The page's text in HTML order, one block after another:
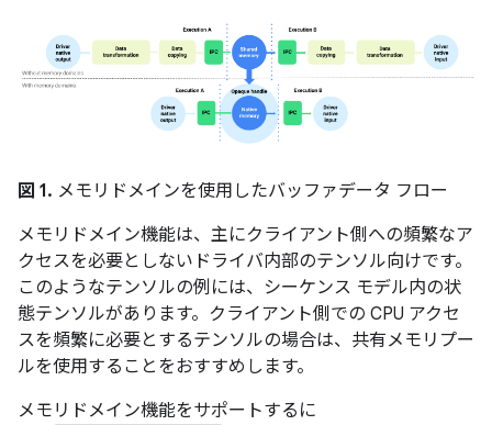
図 1. メモリドメインを使用したバッファデータ フロー
メモリドメイン機能は、主にクライアント側への頻繁なア
クセスを必要としないドライバ内部のテンソル向けです。
このようなテンソルの例には、シーケンス モデル内の状
態テンソルがあります。クライアント側での CPU アクセ
スを頻繁に必要とするテンソルの場合は、共有メモリプー
ルを使用することをおすすめします。
メモリドメイン機能をサポートするに